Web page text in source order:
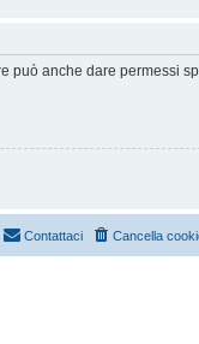
può anche dare permessi
Cancella
Contattaci